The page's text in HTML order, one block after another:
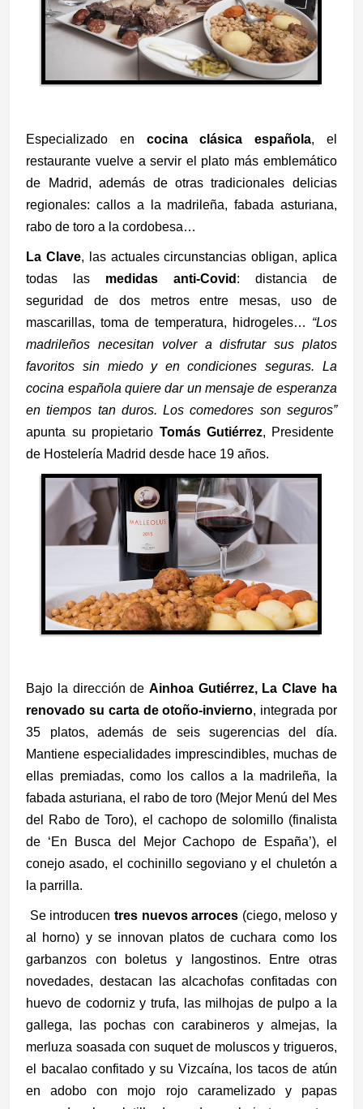
Especializado en cocina clásica española, el
restaurante vuelve a servir el plato más emblemático
de Madrid, además de otras tradicionales delicias
regionales: callos a la madrileña, fabada asturiana,
rabo de toro a la cordobesa…
La Clave, las actuales circunstancias obligan, aplica
todas las medidas anti-Covid : distancia de
seguridad de dos metros entre mesas, uso de
mascarillas, toma de temperatura, hidrogeles… “Los
madrileños necesitan volver a disfrutar sus platos
favoritos sin miedo y en condiciones seguras. La
cocina española quiere dar un mensaje de esperanza
en tiempos tan duros. Los comedores son seguros”
apunta su propietario Tomás Gutiérrez, Presidente
de Hostelería Madrid desde hace 19 años.
Bajo la dirección de Ainhoa Gutiérrez, La Clave ha
renovado su carta de otoño-invierno, integrada por
35 platos, además de seis sugerencias del día.
Mantiene especialidades imprescindibles, muchas de
ellas premiadas, como los callos a la madrileña, la
fabada asturiana, el rabo de toro (Mejor Menú del Mes
del Rabo de Toro), el cachopo de solomillo (finalista
de ‘En Busca del Mejor Cachopo de España’), el
conejo asado, el cochinillo segoviano y el chuletón a
la parrilla.
Se introducen tres nuevos arroces (ciego, meloso y
al horno) y se innovan platos de cuchara como los
garbanzos con boletus y langostinos. Entre otras
novedades, destacan las alcachofas confitadas con
huevo de codorniz y trufa, las milhojas de pulpo a la
gallega, las pochas con carabineros y almejas, la
merluza soasada con suquet de moluscos y trigueros,
el bacalao confitado y su Vizcaína, los tacos de atún
en adobo con mojo rojo caramelizado y papas